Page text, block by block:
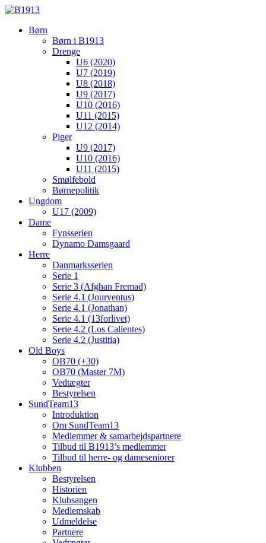
Børn
Børn i B1913
Drenge
U6 (2020)
U7 (2019)
U8 (2018)
U9 (2017)
U10 (2016)
U11 (2015)
U12 (2014)
Piger
U9 (2017)
U10 (2016)
U11 (2015)
Smølfebold
Børnepolitik
Ungdom
U17 (2009)
Dame
Fynsserien
Dynamo Damsgaard
Herre
Danmarksserien
Serie 1
Serie 3 (Afghan Fremad)
Serie 4.1 (Jourventus)
Serie 4.1 (Jonathan)
Serie 4.1 (13forlivet)
Serie 4.2 (Los Calientes)
Serie 4.2 (Justitia)
Old Boys
OB70 (+30)
OB70 (Master 7M)
Vedtægter
Bestyrelsen
SundTeam13
Introduktion
Om SundTeam13
Medlemmer & samarbejdspartnere
Tilbud til B1913’s medlemmer
Tilbud til herre- og dameseniorer
Klubben
Bestyrelsen
Historien
Klubsangen
Medlemskab
Udmeldelse
Partnere